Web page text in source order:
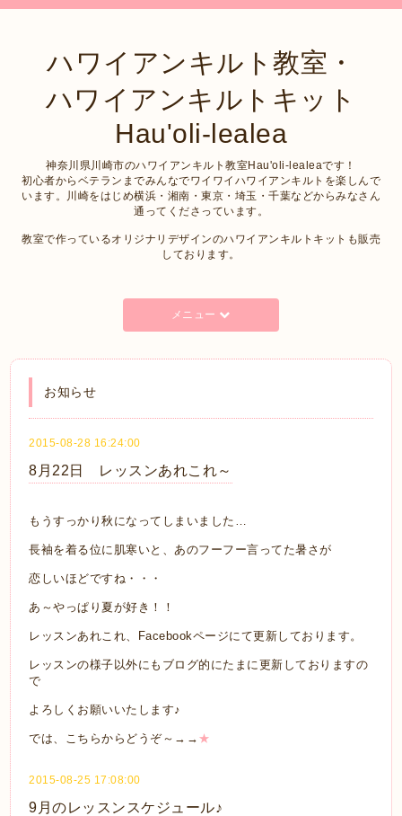
ハワイアンキルト教室・
ハワイアンキルトキット
Hau'oli-lealea
神奈川県川崎市のハワイアンキルト教室Hau'oli-lealeaです！
初心者からベテランまでみんなでワイワイハワイアンキルトを楽しんで
います。川崎をはじめ横浜・湘南・東京・埼玉・千葉などからみなさん
通ってくださっています。
教室で作っているオリジナリデザインのハワイアンキルトキットも販売
しております。
メニュー
お知らせ
2015-08-28 16:24:00
8月22日 レッスンあれこれ～
もうすっかり秋になってしまいました…
長袖を着る位に肌寒いと、あのフーフー言ってた暑さが
恋しいほどですね・・・
あ～やっぱり夏が好き！！
レッスンあれこれ、Facebookページにて更新しております。
レッスンの様子以外にもブログ的にたまに更新しておりますの
で
よろしくお願いいたします♪
では、こちらからどうぞ～→→ ★
2015-08-25 17:08:00
9月のレッスンスケジュール♪